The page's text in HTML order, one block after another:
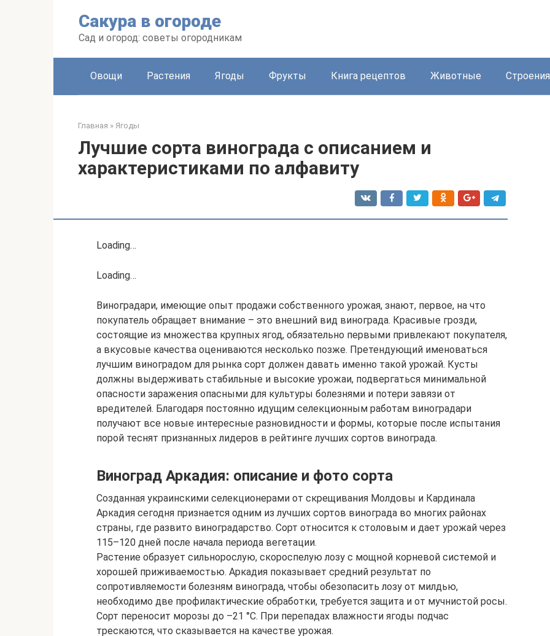
Сакура в огороде
Сад и огород: советы огородникам
Овощи Растения Ягоды Фрукты Книга рецептов Животные Строения
Главная » Ягоды
Лучшие сорта винограда с описанием и
характеристиками по алфавиту
Loading…
Loading…
Виноградари, имеющие опыт продажи собственного урожая, знают, первое, на что
покупатель обращает внимание – это внешний вид винограда. Красивые грозди,
состоящие из множества крупных ягод, обязательно первыми привлекают покупателя,
а вкусовые качества оцениваются несколько позже. Претендующий именоваться
лучшим виноградом для рынка сорт должен давать именно такой урожай. Кусты
должны выдерживать стабильные и высокие урожаи, подвергаться минимальной
опасности заражения опасными для культуры болезнями и потери завязи от
вредителей. Благодаря постоянно идущим селекционным работам виноградари
получают все новые интересные разновидности и формы, которые после испытания
порой теснят признанных лидеров в рейтинге лучших сортов винограда.
Виноград Аркадия: описание и фото сорта
Созданная украинскими селекционерами от скрещивания Молдовы и Кардинала
Аркадия сегодня признается одним из лучших сортов винограда во многих районах
страны, где развито виноградарство. Сорт относится к столовым и дает урожай через
115–120 дней после начала периода вегетации.
Растение образует сильнорослую, скороспелую лозу с мощной корневой системой и
хорошей приживаемостью. Аркадия показывает средний результат по
сопротивляемости болезням винограда, чтобы обезопасить лозу от милдью,
необходимо две профилактические обработки, требуется защита и от мучнистой росы.
Сорт переносит морозы до –21 °С. При перепадах влажности ягоды подчас
трескаются, что сказывается на качестве урожая.